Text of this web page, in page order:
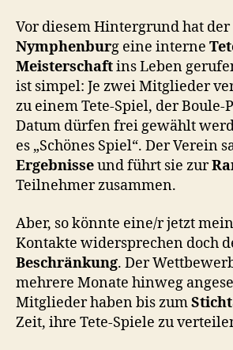
Vor diesem Hintergrund hat der
Nymphenburg eine interne
Meisterschaftins Leben
ist simpel: Je zwei Mitglieder
zu einem Tete-Spiel, der Boule-
Datum dürfen frei gewählt
es „Schönes Spiel“. Der Verein
Ergebnisseund führt sie zur
Teilnehmer zusammen.
Aber, so könnte eine/r jetzt
Kontakte widersprechen doch
Beschränkung. Der
mehrere Monate hinweg
Mitglieder haben bis zum
Zeit, ihre Tete-Spiele zu